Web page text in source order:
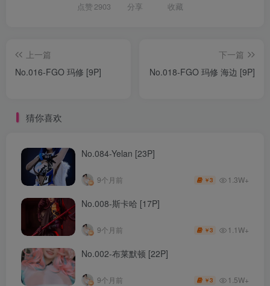
点赞 2903 分享 收藏
上一篇
No.016-FGO 玛修 [9P]
下一篇
No.018-FGO 玛修 海边 [9P]
猜你喜欢
No.084-Yelan [23P]
9个月前 ￥3 1.3W+
No.008-斯卡哈 [17P]
9个月前 ￥3 1.1W+
No.002-布莱默顿 [22P]
9个月前 ￥3 1.5W+